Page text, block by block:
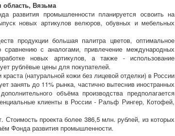
Вязьма
развития промышленности планируется освоить на
новых артикулов велюров, обувных и мебельных
продукции большая палитра цветов, оптимальное
сравнению с аналогами, привлечение международных
новых артикулов, а также - использование
рублёвые цены для покупателей.
(натуральной кожи без лицевой отделки) в России
занять до 11% рынка, частично вытеснив иностранных
объёма производства предполагается
клиенты в России - Ральф Рингер, Котофей,
Стоимость проекта более 386,5 млн. рублей, из которых
Фонда развития промышленности.